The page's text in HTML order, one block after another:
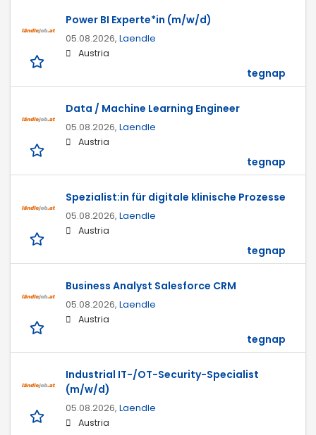
Power BI Experte*in (m/w/d)
05.08.2026, Laendle
Austria
tegnap
Data / Machine Learning Engineer
05.08.2026, Laendle
Austria
tegnap
Spezialist:in für digitale klinische Prozesse
05.08.2026, Laendle
Austria
tegnap
Business Analyst Salesforce CRM
05.08.2026, Laendle
Austria
tegnap
Industrial IT-/OT-Security-Specialist
(m/w/d)
05.08.2026, Laendle
Austria